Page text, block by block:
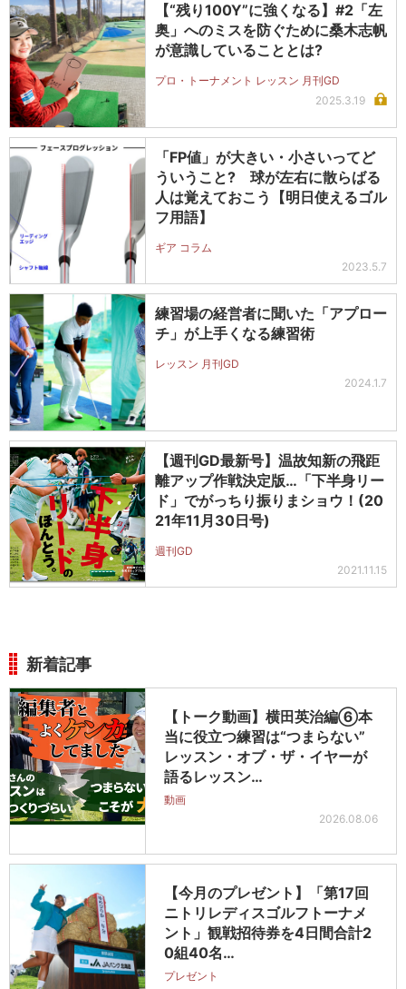
【“残り100Y”に強くなる】#2「左
奥」へのミスを防ぐために桑木志帆
が意識していることとは?
プロ・トーナメント レッスン 月刊GD
2025.3.19
「FP値」が大きい・小さいってど
ういうこと? 球が左右に散らばる
人は覚えておこう【明日使えるゴル
フ用語】
ギア コラム
2023.5.7
練習場の経営者に聞いた「アプロー
チ」が上手くなる練習術
レッスン 月刊GD
2024.1.7
【週刊GD最新号】温故知新の飛距
離アップ作戦決定版…「下半身リー
ド」でがっちり振りまショウ！(20
21年11月30日号)
週刊GD
2021.11.15
新着記事
【トーク動画】横田英治編⑥本
当に役立つ練習は“つまらない”
レッスン・オブ・ザ・イヤーが
語るレッスン…
動画
2026.08.06
【今月のプレゼント】「第17回
ニトリレディスゴルフトーナメ
ント」観戦招待券を4日間合計2
0組40名…
プレゼント